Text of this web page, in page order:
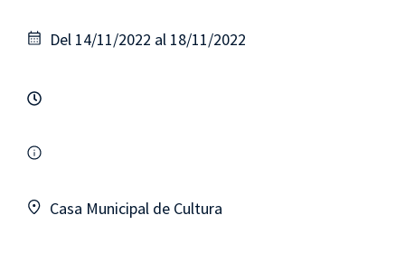
Del 14/11/2022 al 18/11/2022
Casa Municipal de Cultura